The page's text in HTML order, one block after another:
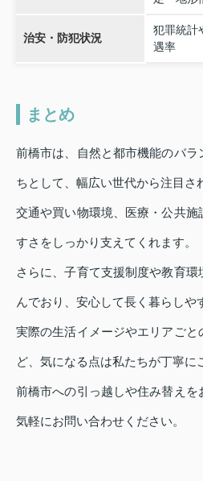
治安・防犯状況
犯罪統計
遇率
まとめ
前橋市は、自然と都市機能のバラ
ちとして、幅広い世代から注目さ
交通や買い物環境、医療・公共
すさをしっかり支えてくれます。
さらに、子育て支援制度や教育
んでおり、安心して長く暮らしや
実際の生活イメージやエリアご
ど、気になる点は私たちが丁寧に
前橋市への引っ越しや住み替え
気軽にお問い合わせください。